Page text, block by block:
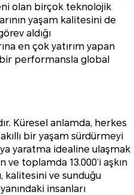
olan birçok teknolojik
yaşam kalitesini de
aldığı
en çok yatırım yapan
bir performansla global
Küresel anlamda, herkes
bir yaşam sürdürmeyi
yaratma idealine ulaşmak
ve toplamda 13.000’i aşkın
kalitesini ve sunduğu
insanları